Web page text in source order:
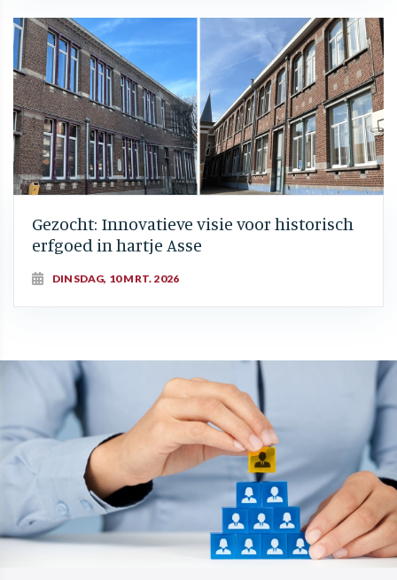
Gezocht: Innovatieve visie voor historisch
erfgoed in hartje Asse
DINSDAG, 10 MRT. 2026